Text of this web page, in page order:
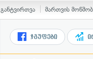
განტვირთვა მართვის
ჯგუფები